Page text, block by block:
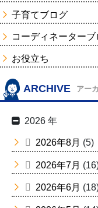
子育てブログ
コーディネーターブ
お役立ち
ARCHIVE アー
2026 年
2026年8月 (5)
2026年7月
2026年6月